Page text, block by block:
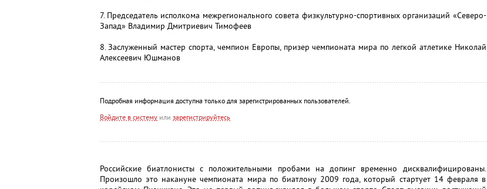
7. Председатель исполкома межрегионального совета физкультурно-спортивных организаций «Северо-
Запад» Владимир Дмитриевич Тимофеев
8. Заслуженный мастер спорта, чемпион Европы, призер чемпионата мира по легкой атлетике Николай
Алексеевич Юшманов
Подробная информация доступна только для зарегистрированных пользователей.
Войдите в системуили зарегистрируйтесь
Российские биатлонисты с положительными пробами на допинг временно дисквалифицированы.
Произошло это накануне чемпионата мира по биатлону 2009 года, который стартует 14 февраля в